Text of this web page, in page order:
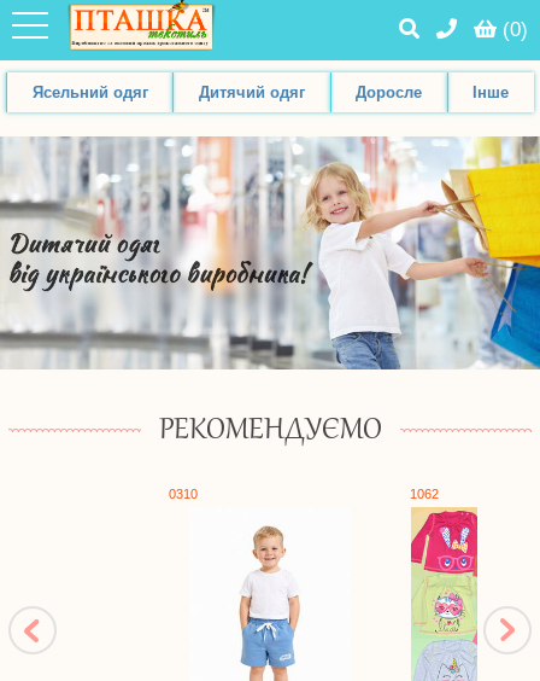
(0)
Ясельний одяг Дитячий одяг Доросле Інше
РЕКОМЕНДУЄМО
0310 1062